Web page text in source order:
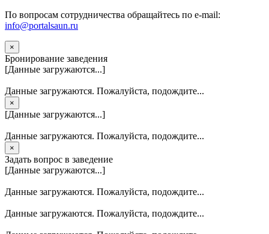
По вопросам сотрудничества обращайтесь по e-mail:
info@portalsaun.ru
×
Бронирование заведения
[Данные загружаются...]
Данные загружаются. Пожалуйста, подождите...
×
[Данные загружаются...]
Данные загружаются. Пожалуйста, подождите...
×
Задать вопрос в заведение
[Данные загружаются...]
Данные загружаются. Пожалуйста, подождите...
Данные загружаются. Пожалуйста, подождите...